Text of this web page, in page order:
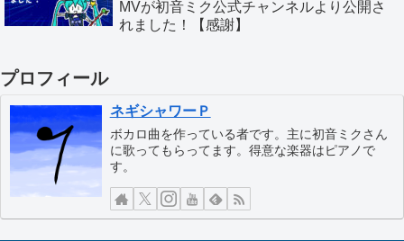
MVが初音ミク公式チャンネルより公開さ
れました！【感謝】
プロフィール
ネギシャワーＰ
ボカロ曲を作っている者です。主に初音ミクさん
に歌ってもらってます。得意な楽器はピアノで
す。